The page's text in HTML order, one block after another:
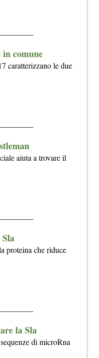
comune
caratterizzano le due
aiuta a trovare il
proteina che riduce
la Sla
di microRna